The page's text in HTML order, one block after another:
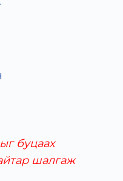
буцаах
шалгаж